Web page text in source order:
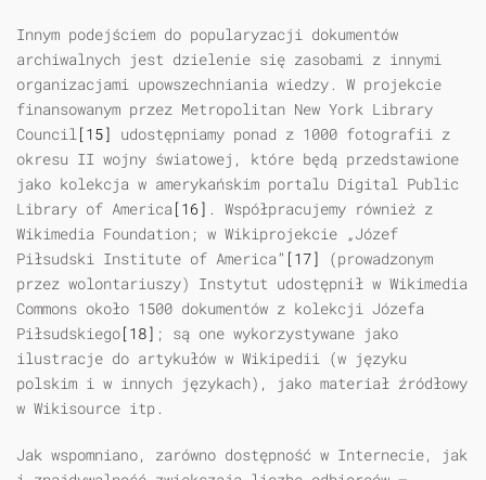
Innym podejściem do popularyzacji dokumentów
archiwalnych jest dzielenie się zasobami z innymi
organizacjami upowszechniania wiedzy. W projekcie
finansowanym przez Metropolitan New York Library
Council[15] udostępniamy ponad z 1000 fotografii z
okresu II wojny światowej, które będą przedstawione
jako kolekcja w amerykańskim portalu Digital Public
Library of America[16] . Współpracujemy również z
Wikimedia Foundation; w Wikiprojekcie „Józef
Piłsudski Institute of America” [17]
(prowadzonym
przez wolontariuszy) Instytut udostępnił w Wikimedia
Commons około 1500 dokumentów z kolekcji Józefa
Piłsudskiego[18] ; są one wykorzystywane jako
ilustracje do artykułów w Wikipedii (w języku
polskim i w innych językach), jako materiał źródłowy
w Wikisource itp.
Jak wspomniano, zarówno dostępność w Internecie, jak